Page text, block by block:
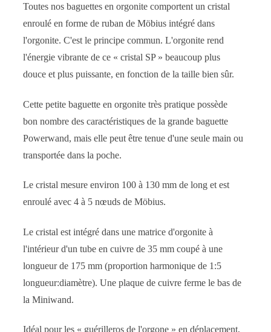
Toutes nos baguettes en orgonite comportent un cristal
enroulé en forme de ruban de Möbius intégré dans
l'orgonite. C'est le principe commun. L'orgonite rend
l'énergie vibrante de ce « cristal SP » beaucoup plus
douce et plus puissante, en fonction de la taille bien sûr.
Cette petite baguette en orgonite très pratique possède
bon nombre des caractéristiques de la grande baguette
Powerwand, mais elle peut être tenue d'une seule main ou
transportée dans la poche.
Le cristal mesure environ 100 à 130 mm de long et est
enroulé avec 4 à 5 nœuds de Möbius.
Le cristal est intégré dans une matrice d'orgonite à
l'intérieur d'un tube en cuivre de 35 mm coupé à une
longueur de 175 mm (proportion harmonique de 1:5
longueur:diamètre). Une plaque de cuivre ferme le bas de
la Miniwand.
Idéal pour les « guérilleros de l'orgone » en déplacement,